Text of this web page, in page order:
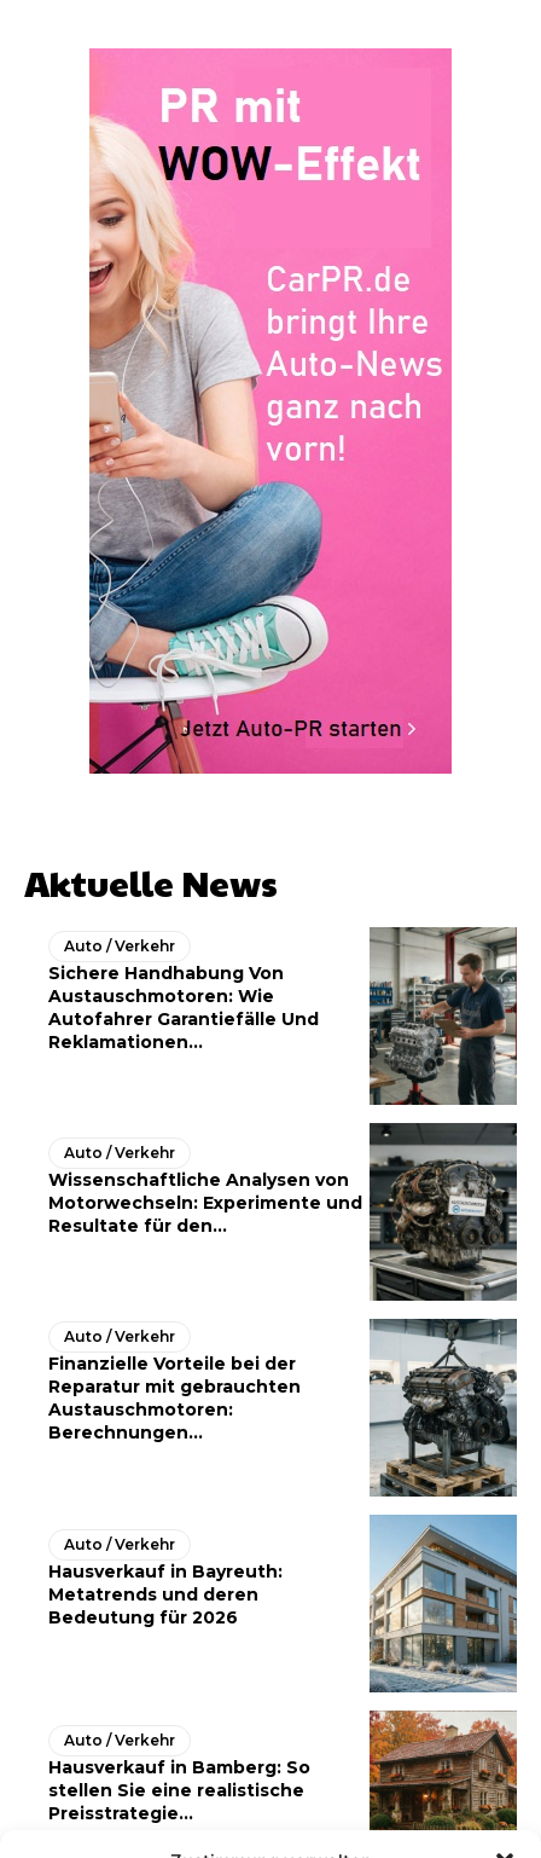
Aktuelle News
Auto / Verkehr
Sichere Handhabung Von
Austauschmotoren: Wie
Autofahrer Garantiefälle Und
Reklamationen...
Auto / Verkehr
Wissenschaftliche Analysen von
Motorwechseln: Experimente und
Resultate für den...
Auto / Verkehr
Finanzielle Vorteile bei der
Reparatur mit gebrauchten
Austauschmotoren:
Berechnungen...
Auto / Verkehr
Hausverkauf in Bayreuth:
Metatrends und deren
Bedeutung für 2026
Auto / Verkehr
Hausverkauf in Bamberg: So
stellen Sie eine realistische
Preisstrategie...